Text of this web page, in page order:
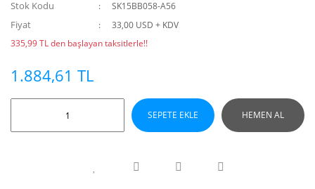
Stok Kodu SK15BB058-A56
Fiyat
33,00 USD + KDV
335,99 TL den başlayan taksitlerle!!
1.884,61 TL
SEPETE EKLE HEMEN AL